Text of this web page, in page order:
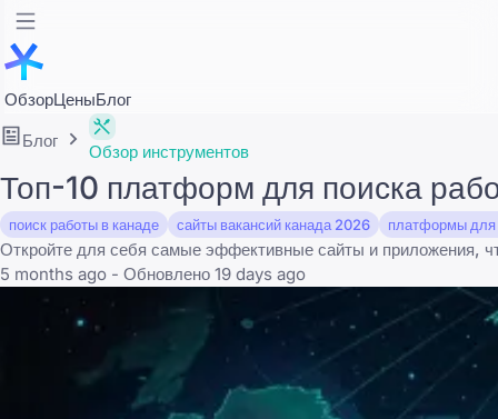
ОбзорЦеныБлог
Блог
Обзор инструментов
Топ-10 платформ для поиска
поиск работы в канаде сайты вакансий канада 2026 платформы для
Откройте для себя самые эффективные сайты и приложения,
5 months ago - Обновлено 19 days ago